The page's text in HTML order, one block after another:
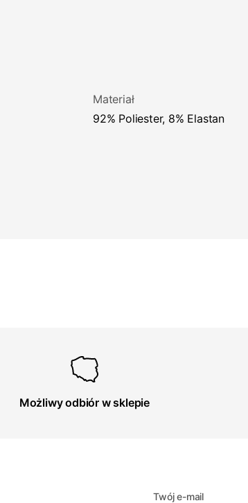
Materiał
92% Poliester, 8% Elastan
Możliwy odbiór w sklepie
Twój e-mail